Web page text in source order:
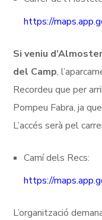
https://
Si veniu
del Camp,
Recordeu que per
Pompeu Fabra, ja
L’accés serà pel
Camí dels Recs:
https://
L’organització